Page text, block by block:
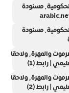
من المواجهات في حضرموت بين القوات الحكومية٬ مسنودة
من المواجهات في حضرموت بين القوات الحكومية٬ مسنودة
بسط القوات الحكومية سيطرتها على حضرموت والمهرة٬ ولاحقا
| رابط (1)
بسط القوات الحكومية سيطرتها على حضرموت والمهرة٬ ولاحقا
| رابط (2)